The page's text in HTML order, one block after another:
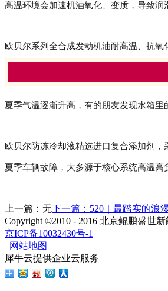
高温环境会加速机油氧化、变质，导致润
欧贝尔系列全合成发动机油耐高温、抗
夏季气温逐渐升高，有的朋友发现水箱里
欧贝尔防冻冷却液精选进口复合添加剂
夏季车辆故障，大多源于核心系统高温
上一篇：无 下一篇： 520｜最踏实的浪
Copyright ©2010 - 2016 北京鲲鹏盛世
京ICP备10032430号-1
网站地图
犀牛云提供企业云服务